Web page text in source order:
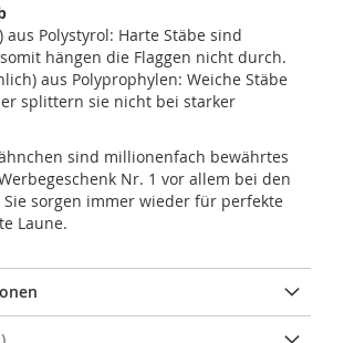
Polystyrol: Harte Stäbe sind
hängen die Flaggen nicht durch.
aus Polyprophylen: Weiche Stäbe
splittern sie nicht bei starker
sind millionenfach bewährtes
Nr. 1 vor allem bei den
sorgen immer wieder für perfekte
Laune.